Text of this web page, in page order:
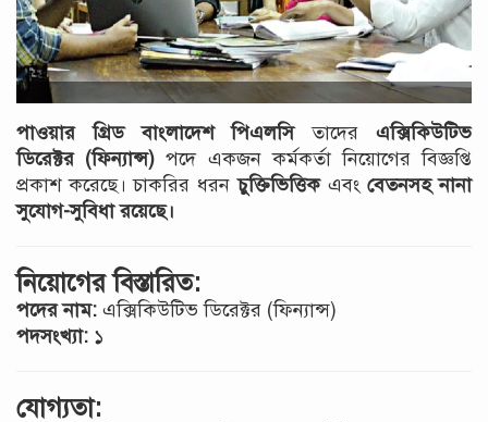
পাওয়ার গ্রিড বাংলাদেশ পিএলসিতাদের এক্সিকিউটিভ
ডিরেক্টর (ফিন্যান্স) পদে একজন কর্মকর্তা নিয়োগের বিজ্ঞপ্তি
প্রকাশ করেছে। চাকরির ধরনচুক্তিভিত্তিকএবংবেতনসহ নানা
সুযোগ-সুবিধা রয়েছে।
নিয়োগের বিস্তারিত:
পদের নাম: এক্সিকিউটিভ ডিরেক্টর (ফিন্যান্স)
পদসংখ্যা: ১
যোগ্যতা: